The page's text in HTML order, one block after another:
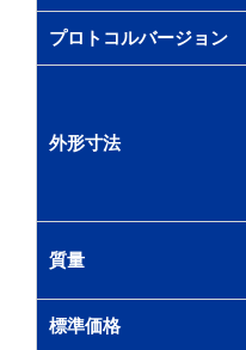
プロトコルバージョン
外形寸法
質量
標準価格